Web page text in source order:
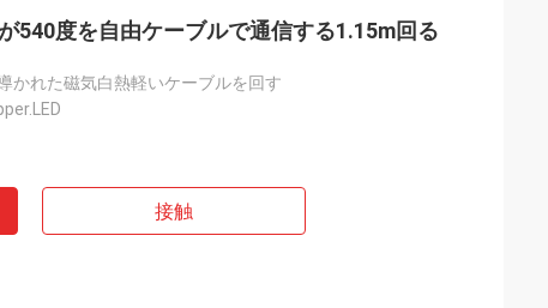
540度を自由ケーブルで通信する1.15m回る
かれた磁気白熱軽いケーブルを回す
接触